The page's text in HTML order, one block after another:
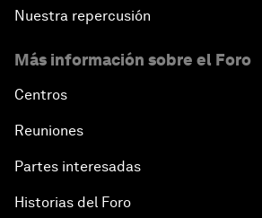
Nuestra repercusión
Más información sobre el Foro
Centros
Reuniones
Partes interesadas
Historias del Foro